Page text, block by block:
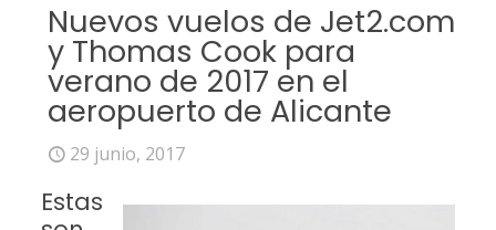
Nuevos vuelos de Jet2.com
y Thomas Cook para
verano de 2017 en el
aeropuerto de Alicante
29 junio, 2017
Estas